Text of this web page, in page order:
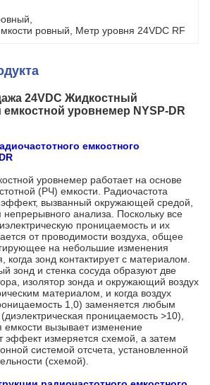
ровный
Метр уровня 24VDC RF
24VDC Жидкостный
уровнемер NYSP-DR
емкостного
уровнемер работает на основе
(РЧ) емкости. Радиочастота
вызванный окружающей средой,
анализа. Поскольку все
проницаемость и их
от проводимости воздуха, общее
на небольшие изменения
когда зонд контактирует с материалом.
зонд и стенка сосуда образуют две
изолятор зонда и окружающий воздух
материалом, и когда воздух
1,0) заменяется любым
проницаемость >10),
емкости вызывает изменение
эффект измеряется схемой, а затем
системой отсчета, установленной
(схемой).